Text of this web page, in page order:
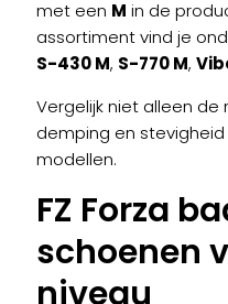
met een M in de
assortiment vind je
S-430 M, S-770 M,
Vergelijk niet alleen
demping en
modellen.
FZ Forza
schoenen
niveau